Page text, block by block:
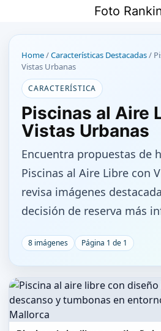
contenido
Foto
Home/Características Destacadas/
Vistas Urbanas
CARACTERÍSTICA
Piscinas al Aire
Vistas Urbanas
Encuentra propuestas de
Piscinas al Aire Libre con
revisa imágenes
decisión de reserva más
8 imágenes Página 1 de 1